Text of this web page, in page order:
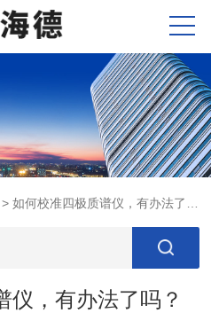
> 如何校准四极质谱仪，有办法了吗？
仪，有办法了吗？